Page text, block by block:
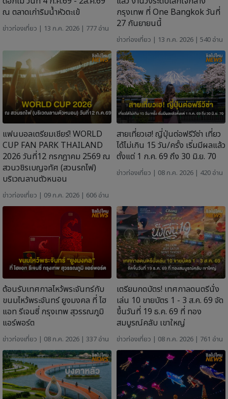
ณ ตลาดเก่าริมน้ำหัวตะเข้
ข่าวท่องเที่ยว | 13 ก.ค. 2026 | 777 อ่าน
กรุงเทพ ที่ One Bangkok วันที่
27 กันยายนนี้
ข่าวท่องเที่ยว | 13 ก.ค. 2026 | 540 อ่าน
แฟนบอลเตรียมเชียร์! WORLD
CUP FAN PARK THAILAND
2026 วันที่12 กรกฎาคม 2569 ณ
สวนวชิรเบญจทัศ (สวนรถไฟ)
บริเวณลานตัวหนอน
ข่าวท่องเที่ยว | 09 ก.ค. 2026 | 606 อ่าน
สายเที่ยวเฮ! ญี่ปุ่นต่อฟรีวีซ่า เที่ยว
ได้ไม่เกิน 15 วัน/ครั้ง เริ่มมีผลแล้ว
ตั้งแต่ 1 ก.ค. 69 ถึง 30 มิ.ย. 70
ข่าวท่องเที่ยว | 08 ก.ค. 2026 | 420 อ่าน
ต้อนรับเทศกาลไหว้พระจันทร์กับ
ขนมไหว้พระจันทร์ ยูงมงคล ที่ ไฮ
แอท รีเจนซี่ กรุงเทพ สุวรรณภูมิ
แอร์พอร์ต
ข่าวท่องเที่ยว | 08 ก.ค. 2026 | 337 อ่าน
เตรียมกดบัตร! เทศกาลดนตรีนั่ง
เล่น 10 ขายบัตร 1 - 3 ส.ค. 69 จัด
ขึ้นวันที่ 19 ธ.ค. 69 ที่ ทอง
สมบูรณ์คลับ เขาใหญ่
ข่าวท่องเที่ยว | 08 ก.ค. 2026 | 761 อ่าน